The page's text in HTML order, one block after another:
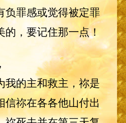
负罪感或觉得被定罪
的，要记住那一点！
我的主和救主，祢是
信祢在各各他山付出